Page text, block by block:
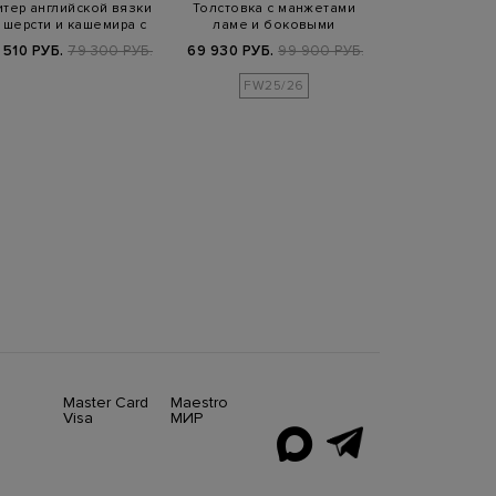
английской вязки
шерсти и кашемира с
РУБ. 79 300 РУБ.
Толстовка с манжетами
ламе и боковыми
69 930 РУБ. 99 900 РУБ.
FW25/26
Master Card
Visa
Maestro
МИР